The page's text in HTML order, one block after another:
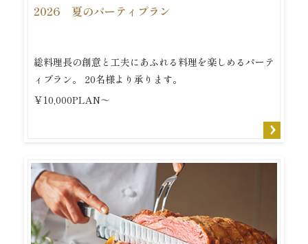
2026 夏のパーティプラン
総料理長の創意と工夫にあふれる料理を楽しめるパーテ
ィプラン。 20名様より承ります。
￥10,000PLAN～